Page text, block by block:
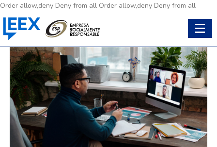
Order allow,deny Deny from all Order allow,deny Deny from all